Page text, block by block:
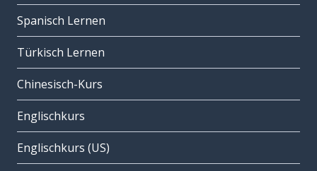
Spanisch Lernen
Türkisch Lernen
Chinesisch-Kurs
Englischkurs
Englischkurs (US)